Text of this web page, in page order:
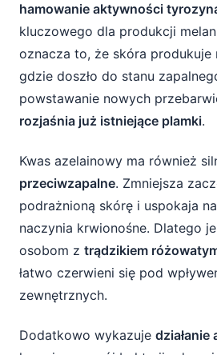
hamowanie aktywności
kluczowego dla produkcji
oznacza to, że skóra produkuje
gdzie doszło do stanu
powstawanie nowych
rozjaśnia już istniejące plamki.
Kwas azelainowy ma również
przeciwzapalne. Zmniejsza
podrażnioną skórę i uspokaja
naczynia krwionośne. Dlatego
osobom z trądzikiem
łatwo czerwieni się pod
zewnętrznych.
Dodatkowo wykazuje